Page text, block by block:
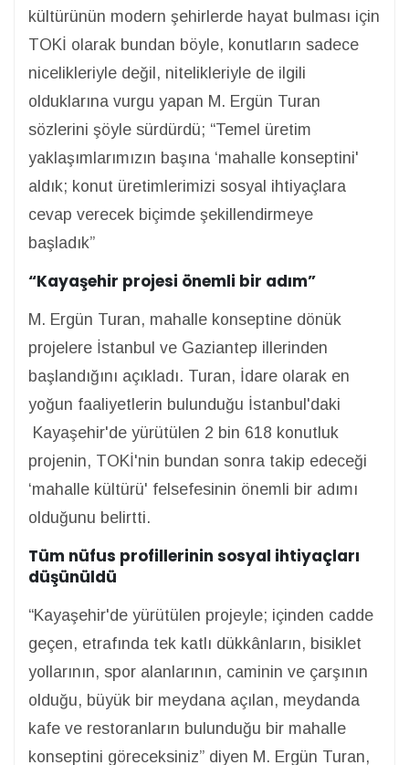
kültürünün modern şehirlerde hayat bulması için
TOKİ olarak bundan böyle, konutların sadece
nicelikleriyle değil, nitelikleriyle de ilgili
olduklarına vurgu yapan M. Ergün Turan
sözlerini şöyle sürdürdü; “Temel üretim
yaklaşımlarımızın başına ‘mahalle konseptini'
aldık; konut üretimlerimizi sosyal ihtiyaçlara
cevap verecek biçimde şekillendirmeye
başladık”
“Kayaşehir projesi önemli bir adım”
M. Ergün Turan, mahalle konseptine dönük
projelere İstanbul ve Gaziantep illerinden
başlandığını açıkladı. Turan, İdare olarak en
yoğun faaliyetlerin bulunduğu İstanbul'daki
Kayaşehir'de yürütülen 2 bin 618 konutluk
projenin, TOKİ'nin bundan sonra takip edeceği
‘mahalle kültürü' felsefesinin önemli bir adımı
olduğunu belirtti.
Tüm nüfus profillerinin sosyal ihtiyaçları
düşünüldü
“Kayaşehir'de yürütülen projeyle; içinden cadde
geçen, etrafında tek katlı dükkânların, bisiklet
yollarının, spor alanlarının, caminin ve çarşının
olduğu, büyük bir meydana açılan, meydanda
kafe ve restoranların bulunduğu bir mahalle
konseptini göreceksiniz” diyen M. Ergün Turan,